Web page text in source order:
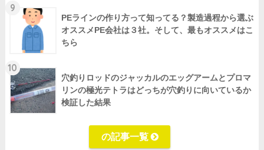
9
PEラインの作り方って知ってる？製造過程から選ぶ
オススメPE会社は３社。そして、最もオススメはこ
ちら
10
穴釣りロッドのジャッカルのエッグアームとプロマ
リンの極光テトラはどっちが穴釣りに向いているか
検証した結果
の記事一覧